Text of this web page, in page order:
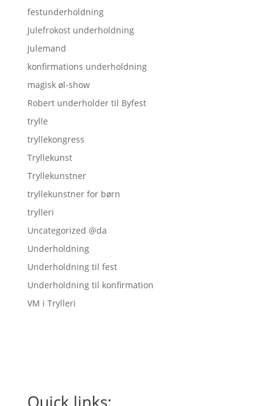
festunderholdning
Julefrokost underholdning
Julemand
konfirmations underholdning
magisk øl-show
Robert underholder til Byfest
trylle
tryllekongress
Tryllekunst
Tryllekunstner
tryllekunstner for børn
trylleri
Uncategorized @da
Underholdning
Underholdning til fest
Underholdning til konfirmation
VM i Trylleri
Quick links: